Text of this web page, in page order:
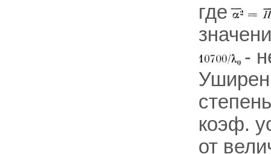
где
-
коэф.
от